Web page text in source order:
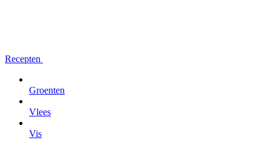
Recepten
Groenten
Vlees
Vis